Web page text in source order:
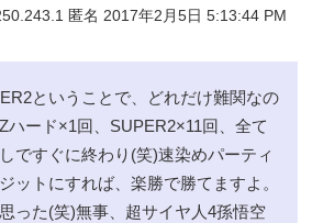
匿名 2017年2月5日 5:13:44 PM
ということで、どれだけ難関なの
ハード×1回、SUPER2×11回、全て
ですぐに終わり(笑)速染めパーティ
ットにすれば、楽勝で勝てますよ。
った(笑)無事、超サイヤ人4孫悟空